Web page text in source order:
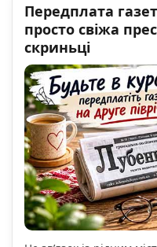
Передплата
просто свіжа
скриньці